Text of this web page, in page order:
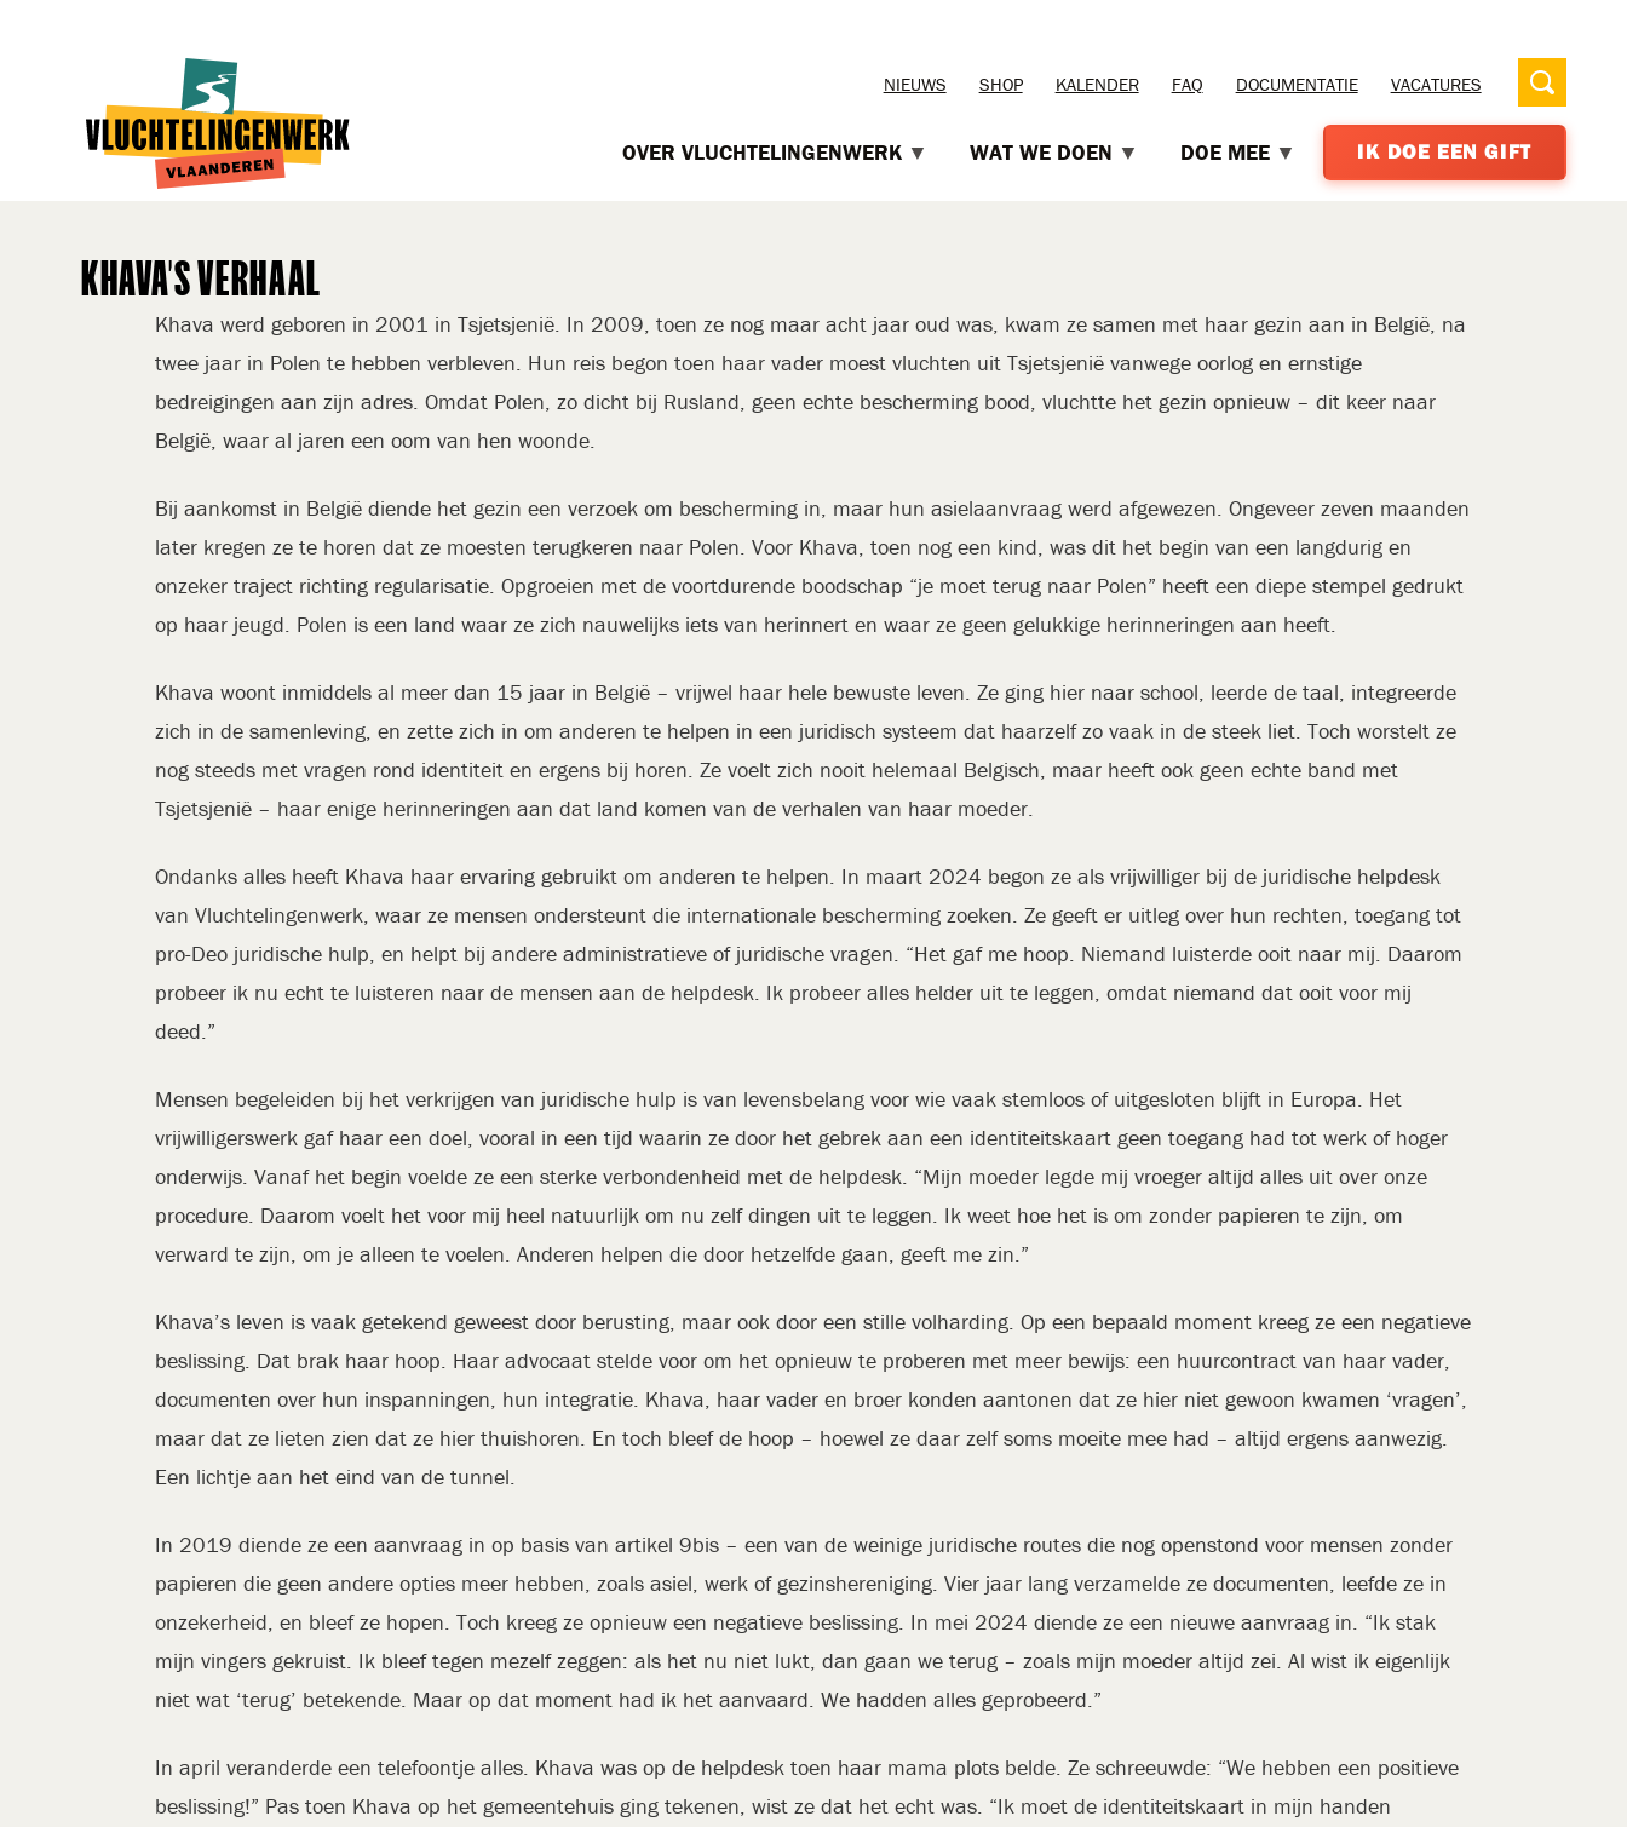
TOPMENU
NIEUWS SHOP KALENDER FAQ DOCUMENTATIE VACATURES
OVER VLUCHTELINGENWERK WAT WE DOEN DOE MEE IK DOE EEN GIFT
KHAVA’S VERHAAL
Khava werd geboren in 2001 in Tsjetsjenië. In 2009, toen ze nog maar acht jaar oud was, kwam ze samen met haar gezin aan in België, na
twee jaar in Polen te hebben verbleven. Hun reis begon toen haar vader moest vluchten uit Tsjetsjenië vanwege oorlog en ernstige
bedreigingen aan zijn adres. Omdat Polen, zo dicht bij Rusland, geen echte bescherming bood, vluchtte het gezin opnieuw – dit keer naar
België, waar al jaren een oom van hen woonde.
Bij aankomst in België diende het gezin een verzoek om bescherming in, maar hun asielaanvraag werd afgewezen. Ongeveer zeven maanden
later kregen ze te horen dat ze moesten terugkeren naar Polen. Voor Khava, toen nog een kind, was dit het begin van een langdurig en
onzeker traject richting regularisatie. Opgroeien met de voortdurende boodschap “je moet terug naar Polen” heeft een diepe stempel gedrukt
op haar jeugd. Polen is een land waar ze zich nauwelijks iets van herinnert en waar ze geen gelukkige herinneringen aan heeft.
Khava woont inmiddels al meer dan 15 jaar in België – vrijwel haar hele bewuste leven. Ze ging hier naar school, leerde de taal, integreerde
zich in de samenleving, en zette zich in om anderen te helpen in een juridisch systeem dat haarzelf zo vaak in de steek liet. Toch worstelt ze
nog steeds met vragen rond identiteit en ergens bij horen. Ze voelt zich nooit helemaal Belgisch, maar heeft ook geen echte band met
Tsjetsjenië – haar enige herinneringen aan dat land komen van de verhalen van haar moeder.
Ondanks alles heeft Khava haar ervaring gebruikt om anderen te helpen. In maart 2024 begon ze als vrijwilliger bij de juridische helpdesk
van Vluchtelingenwerk, waar ze mensen ondersteunt die internationale bescherming zoeken. Ze geeft er uitleg over hun rechten, toegang tot
pro-Deo juridische hulp, en helpt bij andere administratieve of juridische vragen. “Het gaf me hoop. Niemand luisterde ooit naar mij. Daarom
probeer ik nu echt te luisteren naar de mensen aan de helpdesk. Ik probeer alles helder uit te leggen, omdat niemand dat ooit voor mij
deed.”
Mensen begeleiden bij het verkrijgen van juridische hulp is van levensbelang voor wie vaak stemloos of uitgesloten blijft in Europa. Het
vrijwilligerswerk gaf haar een doel, vooral in een tijd waarin ze door het gebrek aan een identiteitskaart geen toegang had tot werk of hoger
onderwijs. Vanaf het begin voelde ze een sterke verbondenheid met de helpdesk. “Mijn moeder legde mij vroeger altijd alles uit over onze
procedure. Daarom voelt het voor mij heel natuurlijk om nu zelf dingen uit te leggen. Ik weet hoe het is om zonder papieren te zijn, om
verward te zijn, om je alleen te voelen. Anderen helpen die door hetzelfde gaan, geeft me zin.”
Khava’s leven is vaak getekend geweest door berusting, maar ook door een stille volharding. Op een bepaald moment kreeg ze een negatieve
beslissing. Dat brak haar hoop. Haar advocaat stelde voor om het opnieuw te proberen met meer bewijs: een huurcontract van haar vader,
documenten over hun inspanningen, hun integratie. Khava, haar vader en broer konden aantonen dat ze hier niet gewoon kwamen ‘vragen’,
maar dat ze lieten zien dat ze hier thuishoren. En toch bleef de hoop – hoewel ze daar zelf soms moeite mee had – altijd ergens aanwezig.
Een lichtje aan het eind van de tunnel.
In 2019 diende ze een aanvraag in op basis van artikel 9bis – een van de weinige juridische routes die nog openstond voor mensen zonder
papieren die geen andere opties meer hebben, zoals asiel, werk of gezinshereniging. Vier jaar lang verzamelde ze documenten, leefde ze in
onzekerheid, en bleef ze hopen. Toch kreeg ze opnieuw een negatieve beslissing. In mei 2024 diende ze een nieuwe aanvraag in. “Ik stak
mijn vingers gekruist. Ik bleef tegen mezelf zeggen: als het nu niet lukt, dan gaan we terug – zoals mijn moeder altijd zei. Al wist ik eigenlijk
niet wat ‘terug’ betekende. Maar op dat moment had ik het aanvaard. We hadden alles geprobeerd.”
In april veranderde een telefoontje alles. Khava was op de helpdesk toen haar mama plots belde. Ze schreeuwde: “We hebben een positieve
beslissing!” Pas toen Khava op het gemeentehuis ging tekenen, wist ze dat het echt was. “Ik moet de identiteitskaart in mijn handen